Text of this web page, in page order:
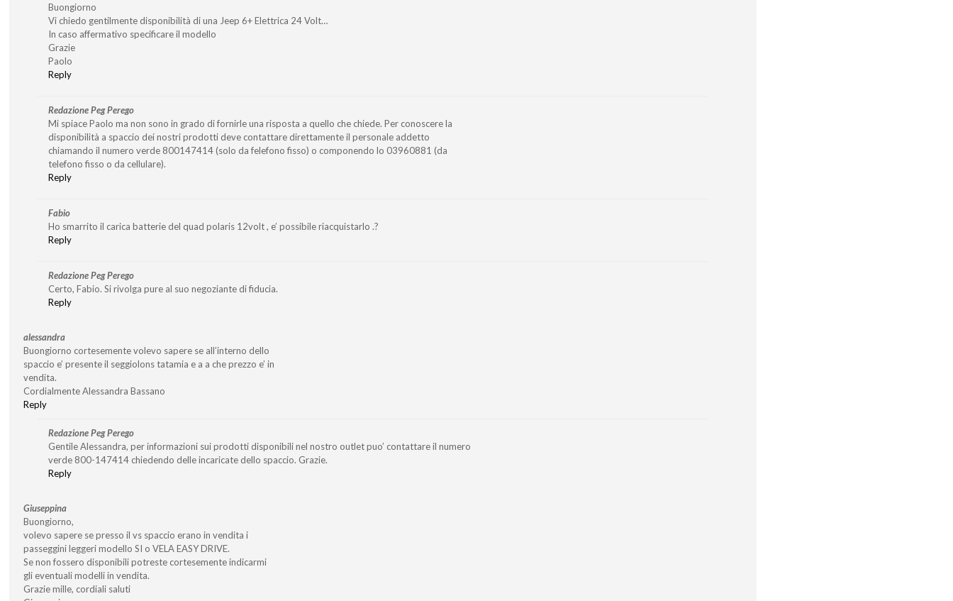
Buongiorno
Vi chiedo gentilmente disponibilità di una Jeep 6+ Elettrica 24 Volt…
In caso affermativo specificare il modello
Grazie
Paolo
Reply
Redazione Peg Perego
Mi spiace Paolo ma non sono in grado di fornirle una risposta a quello che chiede. Per conoscere la
disponibilità a spaccio dei nostri prodotti deve contattare direttamente il personale addetto
chiamando il numero verde 800147414 (solo da felefono fisso) o componendo lo 03960881 (da
telefono fisso o da cellulare).
Reply
Fabio
Ho smarrito il carica batterie del quad polaris 12volt , e’ possibile riacquistarlo .?
Reply
Redazione Peg Perego
Certo, Fabio. Si rivolga pure al suo negoziante di fiducia.
Reply
alessandra
Buongiorno cortesemente volevo sapere se all’interno dello
spaccio e’ presente il seggiolons tatamia e a a che prezzo e’ in
vendita.
Cordialmente Alessandra Bassano
Reply
Redazione Peg Perego
Gentile Alessandra, per informazioni sui prodotti disponibili nel nostro outlet puo’ contattare il numero
verde 800-147414 chiedendo delle incaricate dello spaccio. Grazie.
Reply
Giuseppina
Buongiorno,
volevo sapere se presso il vs spaccio erano in vendita i
passeggini leggeri modello SI o VELA EASY DRIVE.
Se non fossero disponibili potreste cortesemente indicarmi
gli eventuali modelli in vendita.
Grazie mille, cordiali saluti